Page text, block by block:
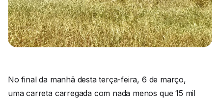
No final da manhã desta terça-feira, 6 de março,
uma carreta carregada com nada menos que 15 mil